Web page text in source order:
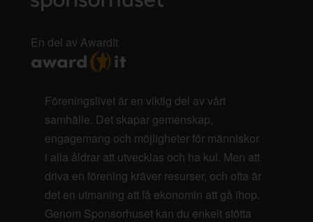
En del av AwardIt
Föreningslivet är en viktig del av vårt
samhälle. Det skapar gemenskap,
engagemang och möjligheter för människor
i alla åldrar att utvecklas och ha kul. Men att
driva en förening kräver resurser, och ofta är
det en utmaning att få ekonomin att gå ihop.
Genom Sponsorhuset kan du enkelt stötta